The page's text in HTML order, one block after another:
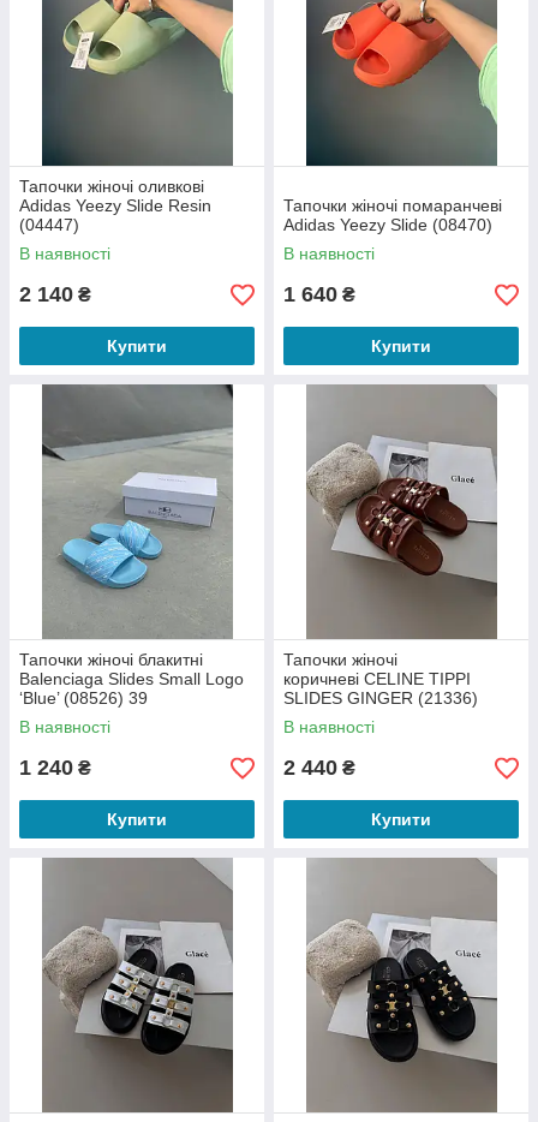
Тапочки жіночі оливкові
Adidas Yeezy Slide Resin
(04447)
В наявності
2 140 ₴
Купити
Тапочки жіночі помаранчеві
Adidas Yeezy Slide (08470)
В наявності
1 640 ₴
Купити
Тапочки жіночі блакитні
Balenciaga Slides Small Logo
‘Blue’ (08526) 39
В наявності
1 240 ₴
Купити
Тапочки жіночі
коричневі CELINE TIPPI
SLIDES GINGER (21336)
В наявності
2 440 ₴
Купити